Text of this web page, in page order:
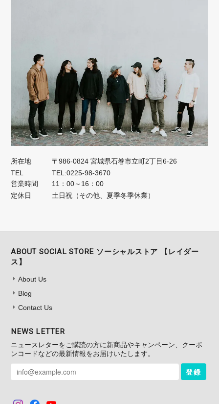
所在地
〒986-0824 宮城県石巻市立町2丁目6-26
TEL
TEL:0225-98-3670
営業時間
11：00～16：00
定休日
土日祝（その他、夏季冬季休業）
ABOUT SOCIAL STORE ソーシャルストア 【レイダー
ス】
About Us
Blog
Contact Us
NEWS LETTER
ニュースレターをご購読の方に新商品やキャンペーン、クーポ
ンコードなどの最新情報をお届けいたします。
登録